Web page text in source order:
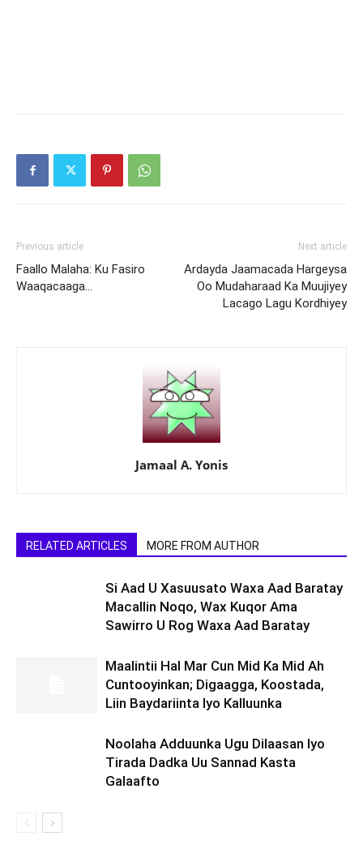
Previous article
Faallo Malaha: Ku Fasiro
Waaqacaaga…
Next article
Ardayda Jaamacada Hargeysa
Oo Mudaharaad Ka Muujiyey
Lacago Lagu Kordhiyey
Jamaal A. Yonis
RELATED ARTICLES MORE FROM AUTHOR
Si Aad U Xasuusato Waxa Aad Baratay
Macallin Noqo, Wax Kuqor Ama
Sawirro U Rog Waxa Aad Baratay
Maalintii Hal Mar Cun Mid Ka Mid Ah
Cuntooyinkan; Digaagga, Koostada,
Liin Baydariinta Iyo Kalluunka
Noolaha Adduunka Ugu Dilaasan Iyo
Tirada Dadka Uu Sannad Kasta
Galaafto